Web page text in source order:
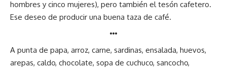
hombres y cinco mujeres), pero también el tesón cafetero.
Ese deseo de producir una buena taza de café.
…
A punta de papa, arroz, carne, sardinas, ensalada, huevos,
arepas, caldo, chocolate, sopa de cuchuco, sancocho,